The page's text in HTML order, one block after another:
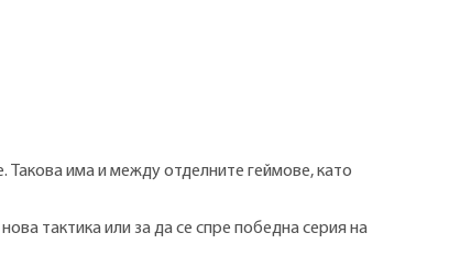
Такова има и между отделните геймове, като
тактика или за да се спре победна серия на